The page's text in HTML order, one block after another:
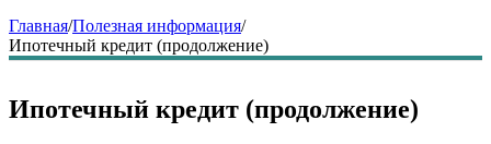
Главная/Полезная информация/
Ипотечный кредит (продолжение)
Ипотечный кредит (продолжение)